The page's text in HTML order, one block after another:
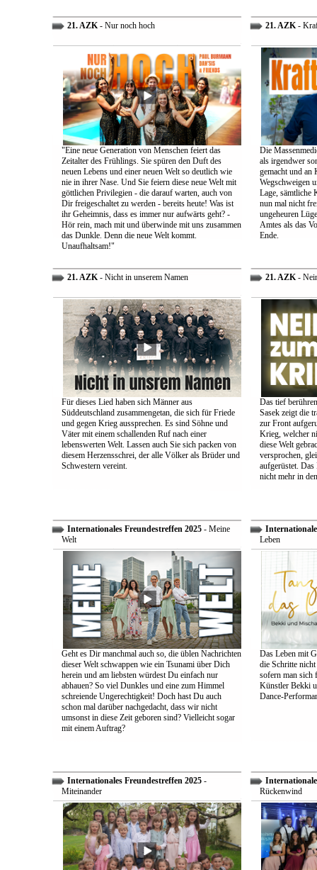
21. AZK- Nur noch hoch
"Eine neue Generation von Menschen feiert das
Zeitalter des Frühlings. Sie spüren den Duft des
neuen Lebens und einer neuen Welt so deutlich wie
nie in ihrer Nase. Und Sie feiern diese neue Welt mit
göttlichen Privilegien - die darauf warten, auch von
Dir freigeschaltet zu werden - bereits heute! Was ist
ihr Geheimnis, dass es immer nur aufwärts geht? -
Hör rein, mach mit und überwinde mit uns zusammen
das Dunkle. Denn die neue Welt kommt.
Unaufhaltsam!"
21. AZK-
Die
als irgendwer
gemacht und an
Wegschweigen
Lage, sämtliche
nun mal nicht
ungeheuren
Amtes als das
Ende.
21. AZK- Nicht in unserem Namen
Für dieses Lied haben sich Männer aus
Süddeutschland zusammengetan, die sich für Friede
und gegen Krieg aussprechen. Es sind Söhne und
Väter mit einem schallenden Ruf nach einer
lebenswerten Welt. Lassen auch Sie sich packen von
diesem Herzensschrei, der alle Völker als Brüder und
Schwestern vereint.
21. AZK-
Das tief
Sasek zeigt die
zur Front
Krieg, welcher
diese Welt
versprochen,
aufgerüstet.
nicht mehr in
Internationales Freundestreffen 2025- Meine
Welt
Geht es Dir manchmal auch so, die üblen Nachrichten
dieser Welt schwappen wie ein Tsunami über Dich
herein und am liebsten würdest Du einfach nur
abhauen? So viel Dunkles und eine zum Himmel
schreiende Ungerechtigkeit! Doch hast Du auch
schon mal darüber nachgedacht, dass wir nicht
umsonst in diese Zeit geboren sind? Vielleicht sogar
mit einem Auftrag?
Leben
Das Leben mit
die Schritte
sofern man sich
Künstler Bekki
Dance-
Internationales Freundestreffen 2025-
Miteinander
Rückenwind